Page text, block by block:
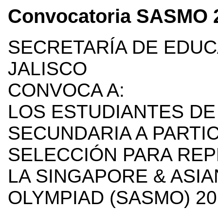
Convocatoria SASMO
SECRETARÍA DE
JALISCO
CONVOCA A:
LOS ESTUDIANTES
SECUNDARIA A
SELECCIÓN PARA
LA SINGAPORE &
OLYMPIAD (SASMO)